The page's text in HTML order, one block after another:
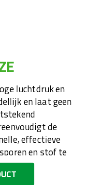
luchtdruk en
en laat geen
de
effectieve
en stof te
en diverse